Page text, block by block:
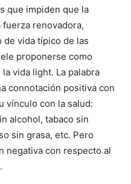
que impiden que la
renovadora,
de vida típico de las
proponerse como
vida light. La palabra
connotación positiva con
vínculo con la salud:
alcohol, tabaco sin
sin grasa, etc. Pero
negativa con respecto al